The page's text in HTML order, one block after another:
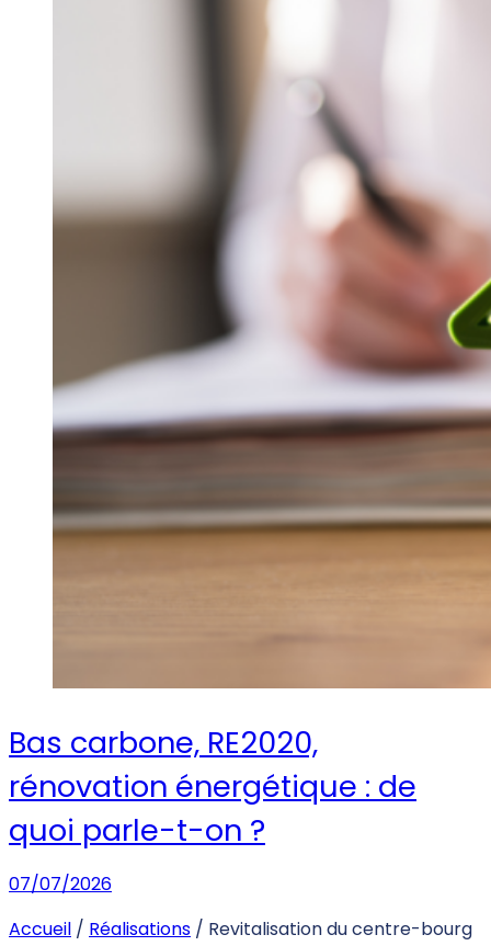
Bas carbone, RE2020,
rénovation énergétique : de
quoi parle-t-on ?
07/07/2026
Accueil / Réalisations / Revitalisation du centre-bourg